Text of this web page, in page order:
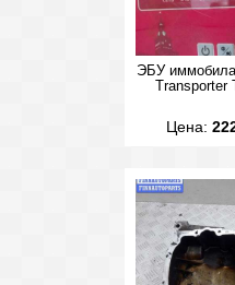
ЭБУ
Transporter
Цена: